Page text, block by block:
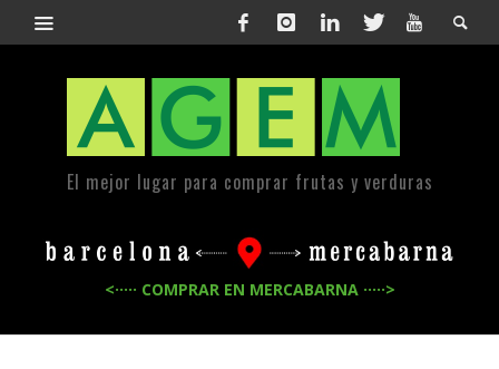
El mejor lugar para comprar frutas y verduras
<····· COMPRAR EN MERCABARNA ·····>